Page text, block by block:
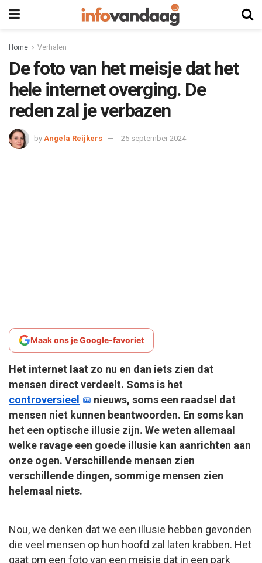
Home Verhalen
De foto van het meisje dat het
hele internet overging. De
reden zal je verbazen
by Angela Reijkers 25 september 2024
Maak ons je Google-favoriet
Het internet laat zo nu en dan iets zien dat
mensen direct verdeelt. Soms is het
controversieel
nieuws, soms een raadsel dat
mensen niet kunnen beantwoorden. En soms kan
het een optische illusie zijn. We weten allemaal
welke ravage een goede illusie kan aanrichten aan
onze ogen. Verschillende mensen zien
verschillende dingen, sommige mensen zien
helemaal niets.
Nou, we denken dat we een illusie hebben gevonden
die veel mensen op hun hoofd zal laten krabben. Het
gaat om een foto van een meisje dat in een park